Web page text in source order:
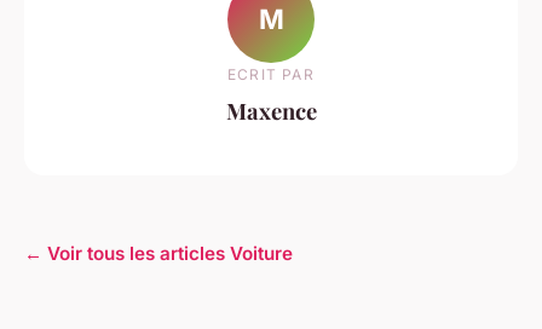
M
ECRIT PAR
Maxence
← Voir tous les articles Voiture